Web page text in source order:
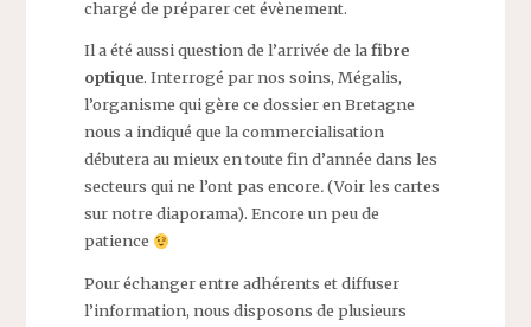
chargé de préparer cet évènement.
Il a été aussi question de l’arrivée de lafibre
optique. Interrogé par nos soins, Mégalis,
l’organisme qui gère ce dossier en Bretagne
nous a indiqué que la commercialisation
débutera au mieux en toute fin d’année dans les
secteurs qui ne l’ont pas encore.(Voir les cartes
sur notre diaporama). Encore un peu de
patience
Pour échanger entre adhérents et diffuser
l’information, nous disposons de plusieurs